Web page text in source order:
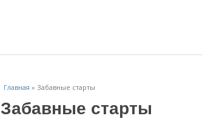
Главная » Забавные старты
Забавные старты